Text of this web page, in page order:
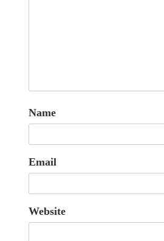
Name
Email
Website